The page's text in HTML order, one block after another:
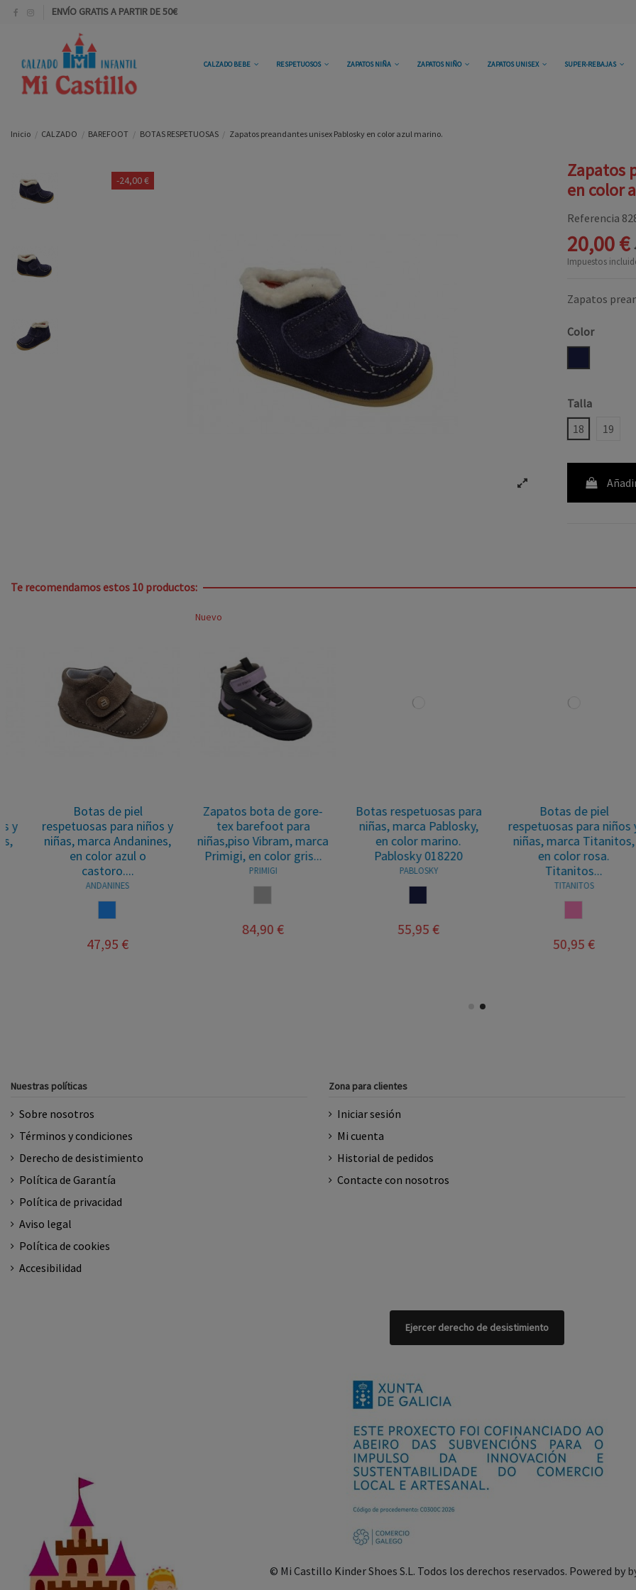
ENVÍO GRATIS A PARTIR DE 50€
CALZADO BEBE RESPETUOSOS ZAPATOS NIÑA ZAPATOS NIÑO ZAPATOS UNISEX SUPER-REBAJAS
Inicio CALZADO BAREFOOT BOTAS RESPETUOSAS Zapatos preandantes unisex Pablosky en color azul marino.
-24,00 €
Zapatos
en color
Referencia
20,00 €
Impuestos
Zapatos
Color
Talla
18
19
Te recomendamos estos 10 productos:
Botas de piel
respetuosas para niños y
niñas, marca Andanines,
en color azul o
castoro....
ANDANINES
47,95 €
Nuevo
Zapatos bota de gore-
tex barefoot para
niñas,piso Vibram, marca
Primigi, en color gris...
PRIMIGI
84,90 €
Botas respetuosas para
niñas, marca Pablosky,
en color marino.
Pablosky 018220
PABLOSKY
55,95 €
Botas de piel
respetuosas para niños y
niñas, marca Titanitos,
en color rosa.
Titanitos...
TITANITOS
50,95 €
Nuestras políticas
Sobre nosotros
Términos y condiciones
Derecho de desistimiento
Política de Garantía
Política de privacidad
Aviso legal
Política de cookies
Accesibilidad
Zona para clientes
Iniciar sesión
Mi cuenta
Historial de pedidos
Contacte con nosotros
Ejercer derecho de desistimiento
© Mi Castillo Kinder Shoes S.L. Todos los derechos reservados. Powered by